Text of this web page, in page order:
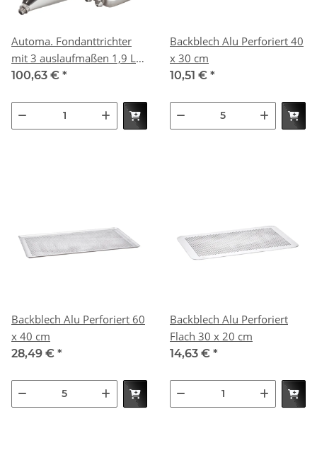
Automa. Fondanttrichter
mit 3 auslaufmaßen 1,9 L
ohne Stand
100,63 € *
Backblech Alu Perforiert 40
x 30 cm
10,51 € *
Backblech Alu Perforiert 60
x 40 cm
28,49 € *
Backblech Alu Perforiert
Flach 30 x 20 cm
14,63 € *